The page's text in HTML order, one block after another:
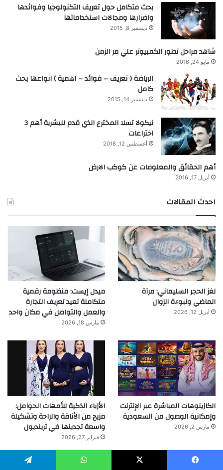
بحث متكامل حول تعريف التكنولوجيا وفوائدها
واضرارها ومجالات استخداماتها
ديسمبر 8, 2015
شاهد مراحل تطور الكمبيوتر علي مر الزمن
مايو 24, 2016
الرياضة ( تعريف – فوائد – اهمية ) انواعها بحث
كامل
ديسمبر 14, 2015
نيكولا تسلا المخترع الذي قدم للبشرية أهم 3
اختراعات
أغسطس 12, 2018
أهم الحقائق والمعلومات عن كوكب الارض
أبريل 17, 2016
احدث المقالات
لغز الحجر السليماني: مرآة
الماضي ونبوءة الزوال
أبريل 12, 2026
ميدل إيست: منظومة رقمية
متكاملة تعيد تعريف التجارة
والعمل والتواصل في مكان واحد
مارس 18, 2026
الكازينوهات المباشرة عبر الإنترنت
وإمكانية الوصول من السعودية
مارس 2, 2026
الأزياء الذكية للأمهات الحوامل:
مزيج من الأناقة والراحة وتشكيلة
واسعة تجدينها في ترينديول
فبراير 27, 2026